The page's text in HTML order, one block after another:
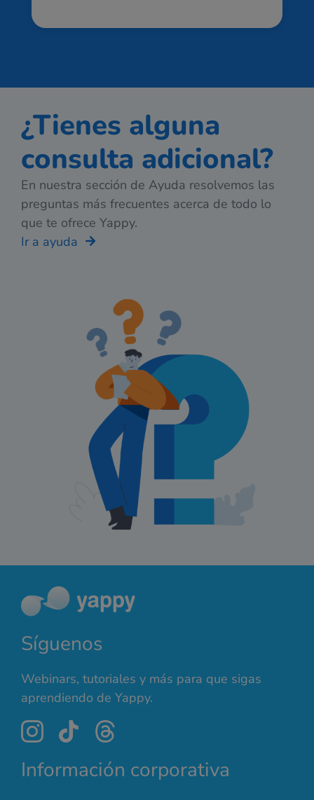
¿Tienes alguna
consulta adicional?
En nuestra sección de Ayuda resolvemos las
preguntas más frecuentes acerca de todo lo
que te ofrece Yappy.
Ir a ayuda
Síguenos
Webinars, tutoriales y más para que sigas
aprendiendo de Yappy.
Información corporativa